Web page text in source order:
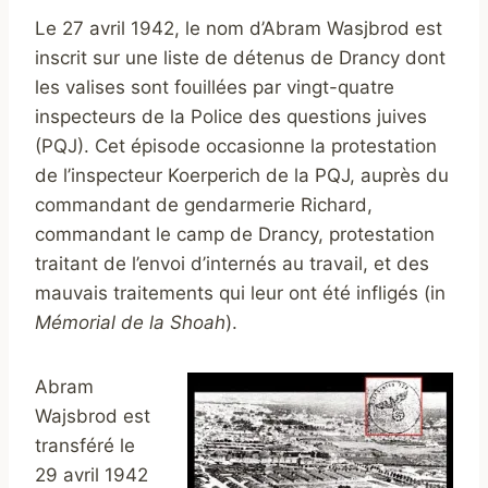
Le 27 avril 1942, le nom d’Abram Wasjbrod est
inscrit sur une liste de détenus de Drancy dont
les valises sont fouillées par vingt-quatre
inspecteurs de la Police des questions juives
(PQJ). Cet épisode occasionne la protestation
de l’inspecteur Koerperich de la PQJ, auprès du
commandant de gendarmerie Richard,
commandant le camp de Drancy, protestation
traitant de l’envoi d’internés au travail, et des
mauvais traitements qui leur ont été infligés (in
Mémorial de la Shoah).
Abram
Wajsbrod est
transféré le
29 avril 1942